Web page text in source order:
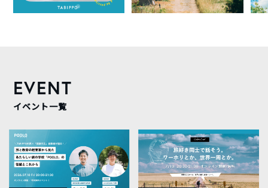
EVENT
イベント一覧